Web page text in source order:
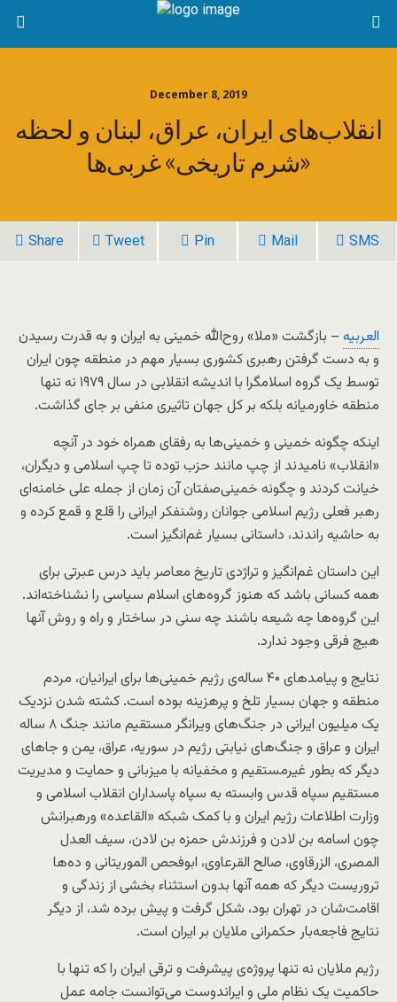
December 8, 2019
انقلاب‌هاى‌ ایران، عراق، لبنان و لحظه
«شرم تاریخى» غربى‌ها
Share Tweet Pin Mail SMS
العربیه – بازگشت «ملا» روح‌الله خمینی به ایران و به قدرت رسیدن
و به دست گرفتن رهبری کشوری بسیار مهم در منطقه چون ایران
توسط یک گروه اسلامگرا با اندیشه انقلابی در سال ۱۹۷۹ نه تنها
منطقه خاورمیانه بلکه بر کل جهان تاثیری منفی بر جای گذاشت.
اینکه چگونه خمینی و خمینی‌ها به رفقای همراه خود در آنچه
«انقلاب» نامیدند از چپ مانند حزب توده تا چپ اسلامی و دیگران،
خیانت کردند و چگونه خمینی‌صفتان آن زمان از جمله علی خامنه‌ای
رهبر فعلی رژیم اسلامی جوانان روشنفکر ایرانی را قلع و قمع کرده و
به حاشیه راندند، داستانی بسیار غم‌انگیز است.
این داستان غم‌انگیز و تراژدی تاریخ معاصر باید درس عبرتی برای
همه کسانی باشد که هنوز گروه‌های اسلام سیاسی را نشناخته‌اند.
این گروه‌ها چه شیعه باشند چه سنی در ساختار و راه و روش آنها
هیچ فرقی وجود ندارد.
نتایج و پیامدهای ۴۰ ساله‌ی رژیم خمینی‌ها برای ایرانیان، مردم
منطقه و جهان بسیار تلخ و پرهزینه بوده است. کشته شدن نزدیک
یک میلیون ایرانی در جنگ‌های ویرانگر مستقیم مانند جنگ ۸ ساله
ایران و عراق و جنگ‌های نیابتی رژیم در سوریه، عراق، یمن و جاهای
دیگر که بطور غیرمستقیم و مخفیانه با میزبانی و حمایت و مدیریت
مستقیم سپاه قدس وابسته به سپاه پاسداران انقلاب اسلامی و
وزارت اطلاعات رژیم ایران و با کمک شبکه «القاعده» ورهبرانش
چون اسامه بن لادن و فرزندش حمزه بن لادن، سیف العدل
المصری، الزرقاوی، صالح القرعاوی، ابوفحص الموریتانی و ده‌ها
تروریست دیگر که همه آنها بدون استثناء بخشی از زندگی و
اقامت‌شان در تهران بود، شکل گرفت و پیش برده شد، از دیگر
نتایج فاجعه‌بار حکمرانی ملایان بر ایران است.
رژیم ملایان نه تنها پروژه‌ی پیشرفت و ترقی ایران را که تنها با
حاکمیت یک نظام ملی و ایراندوست می‌توانست جامه عمل